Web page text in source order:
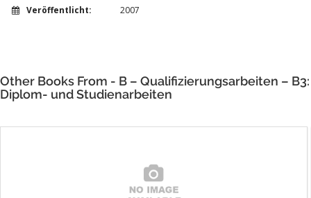
Veröffentlicht:
2007
Other Books From - B – Qualifizierungsarbeiten – B3:
Diplom- und Studienarbeiten